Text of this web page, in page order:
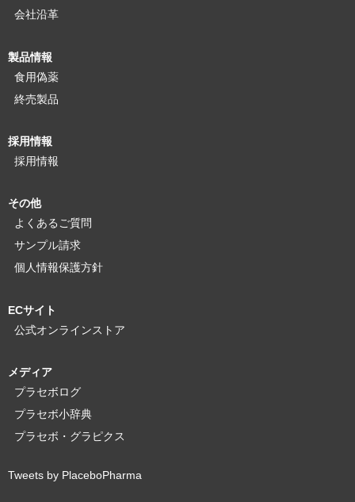
会社沿革
製品情報
食用偽薬
終売製品
採用情報
採用情報
その他
よくあるご質問
サンプル請求
個人情報保護方針
ECサイト
公式オンラインストア
メディア
プラセボログ
プラセボ小辞典
プラセボ・グラピクス
Tweets by PlaceboPharma